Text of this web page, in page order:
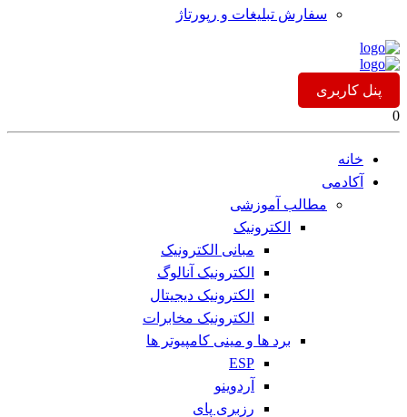
سفارش تبلیغات و رپورتاژ
پنل کاربری
0
خانه
آکادمی
مطالب آموزشی
الکترونیک
مبانی الکترونیک
الکترونیک آنالوگ
الکترونیک دیجیتال
الکترونیک مخابرات
برد ها و مینی کامپیوتر ها
ESP
آردوینو
رزبری پای